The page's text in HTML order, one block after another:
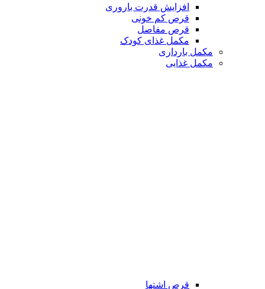
افزایش قدرت باروری
قرص کم خونی
قرص مفاصل
مکمل غذای کودک
مکمل بارداری
مکمل غذایی
قرص اشتها